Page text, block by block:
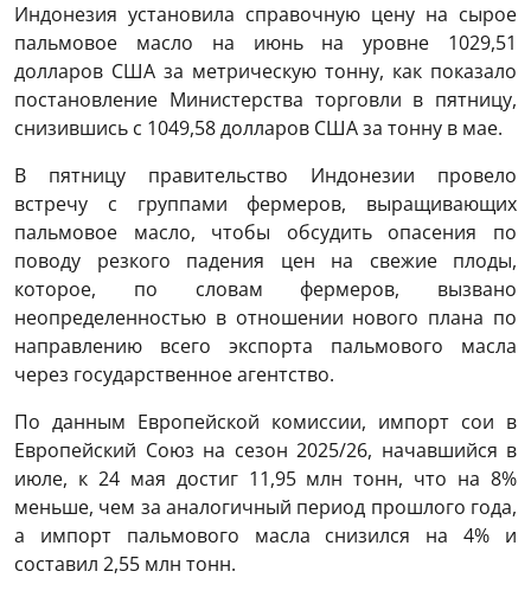
Индонезия установила справочную цену на сырое
пальмовое масло на июнь на уровне 1029,51
долларов США за метрическую тонну, как показало
постановление Министерства торговли в пятницу,
снизившись с 1049,58 долларов США за тонну в мае.
В пятницу правительство Индонезии провело
встречу с группами фермеров, выращивающих
пальмовое масло, чтобы обсудить опасения по
поводу резкого падения цен на свежие плоды,
которое, по словам фермеров, вызвано
неопределенностью в отношении нового плана по
направлению всего экспорта пальмового масла
через государственное агентство.
По данным Европейской комиссии, импорт сои в
Европейский Союз на сезон 2025/26, начавшийся в
июле, к 24 мая достиг 11,95 млн тонн, что на 8%
меньше, чем за аналогичный период прошлого года,
а импорт пальмового масла снизился на 4% и
составил 2,55 млн тонн.